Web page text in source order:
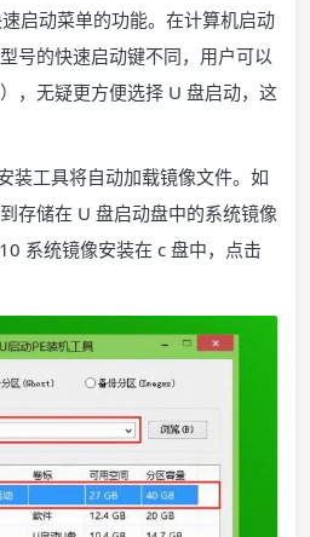
启动菜单的功能。在计算机启动
号的快速启动键不同，用户可以
，无疑更方便选择 U 盘启动，这
装工具将自动加载镜像文件。如
存储在 U 盘启动盘中的系统镜像
系统镜像安装在 c 盘中，点击